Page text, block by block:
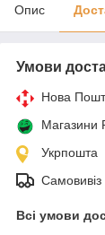
Опис
Умови
Нова
Магазини
Укрпошта
Самовивіз
Всі умови